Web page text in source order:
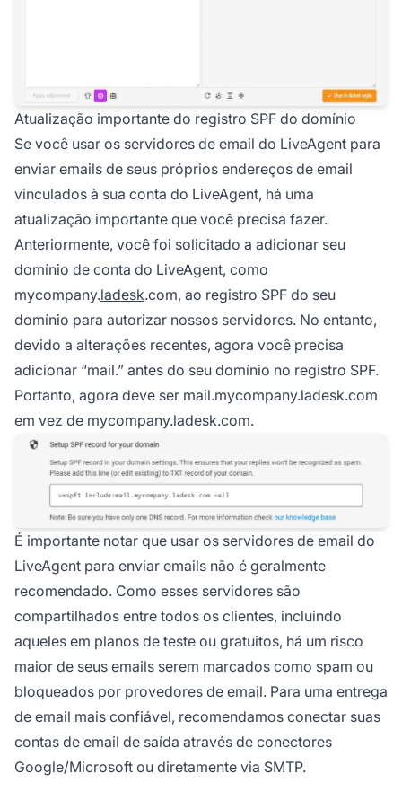
Atualização importante do registro SPF do domínio
Se você usar os servidores de email do LiveAgent para
enviar emails de seus próprios endereços de email
vinculados à sua conta do LiveAgent, há uma
atualização importante que você precisa fazer.
Anteriormente, você foi solicitado a adicionar seu
domínio de conta do LiveAgent, como
mycompany.ladesk.com, ao registro SPF do seu
domínio para autorizar nossos servidores. No entanto,
devido a alterações recentes, agora você precisa
adicionar “mail.” antes do seu domínio no registro SPF.
Portanto, agora deve ser mail.mycompany.ladesk.com
em vez de mycompany.ladesk.com.
É importante notar que usar os servidores de email do
LiveAgent para enviar emails não é geralmente
recomendado. Como esses servidores são
compartilhados entre todos os clientes, incluindo
aqueles em planos de teste ou gratuitos, há um risco
maior de seus emails serem marcados como spam ou
bloqueados por provedores de email. Para uma entrega
de email mais confiável, recomendamos conectar suas
contas de email de saída através de conectores
Google/Microsoft ou diretamente via SMTP.